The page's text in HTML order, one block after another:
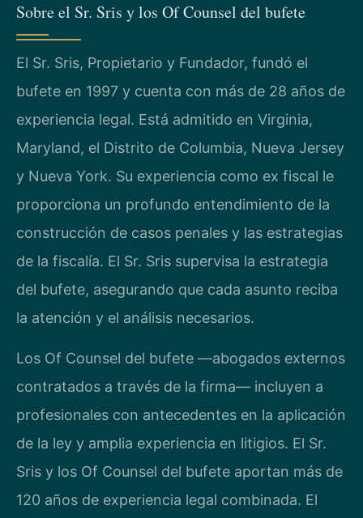
Sobre el Sr. Sris y los Of Counsel del bufete
El Sr. Sris, Propietario y Fundador, fundó el
bufete en 1997 y cuenta con más de 28 años de
experiencia legal. Está admitido en Virginia,
Maryland, el Distrito de Columbia, Nueva Jersey
y Nueva York. Su experiencia como ex fiscal le
proporciona un profundo entendimiento de la
construcción de casos penales y las estrategias
de la fiscalía. El Sr. Sris supervisa la estrategia
del bufete, asegurando que cada asunto reciba
la atención y el análisis necesarios.
Los Of Counsel del bufete —abogados externos
contratados a través de la firma— incluyen a
profesionales con antecedentes en la aplicación
de la ley y amplia experiencia en litigios. El Sr.
Sris y los Of Counsel del bufete aportan más de
120 años de experiencia legal combinada. El